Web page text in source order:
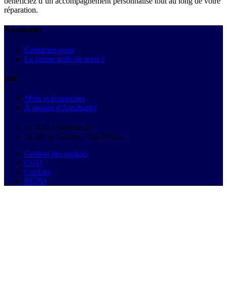
réparation.
Autobutler
Contactez-nous
La presse parle de nous !
Info
*Prix et économies
À propos d'Autobutler
© 2026 Autobutler.fr
18-26 rue Goubet, 75019 Paris
Gestion des cookies
CGU
Cookies
RGPD